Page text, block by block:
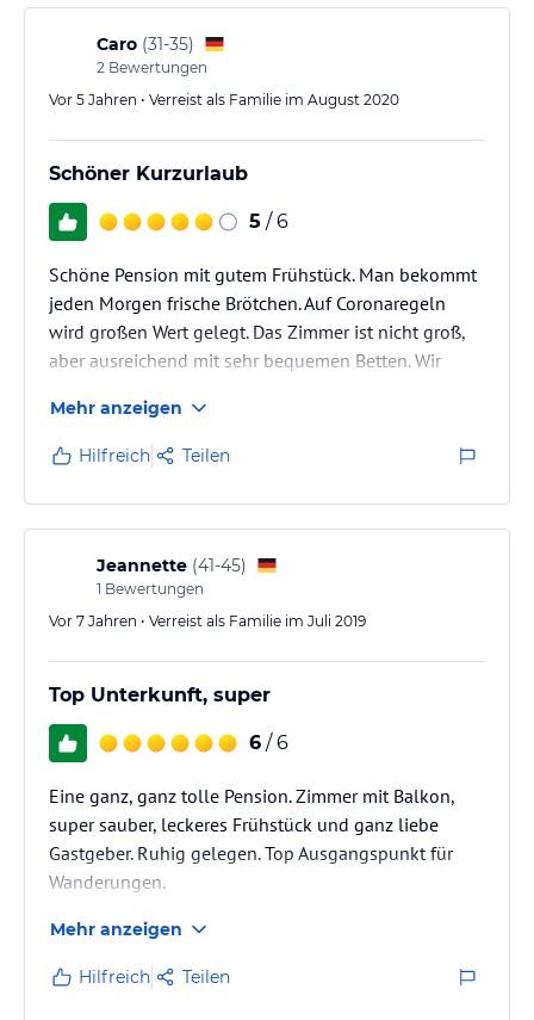
Caro (31-35)
2 Bewertungen
Vor 5 Jahren • Verreist als Familie im August 2020
Schöner Kurzurlaub
5 / 6
Schöne Pension mit gutem Frühstück. Man bekommt
jeden Morgen frische Brötchen. Auf Coronaregeln
wird großen Wert gelegt. Das Zimmer ist nicht groß,
aber ausreichend mit sehr bequemen Betten. Wir
Leistungsverhältnis.
Mehr anzeigen
Hilfreich Teilen
Jeannette (41-45)
1 Bewertungen
Vor 7 Jahren • Verreist als Familie im Juli 2019
Top Unterkunft, super
6 / 6
Eine ganz, ganz tolle Pension. Zimmer mit Balkon,
super sauber, leckeres Frühstück und ganz liebe
Gastgeber. Ruhig gelegen. Top Ausgangspunkt für
Wanderungen.
Mehr anzeigen
Hilfreich Teilen